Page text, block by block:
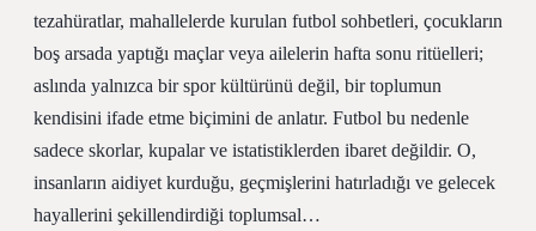
tezahüratlar, mahallelerde kurulan futbol sohbetleri, çocukların
boş arsada yaptığı maçlar veya ailelerin hafta sonu ritüelleri;
aslında yalnızca bir spor kültürünü değil, bir toplumun
kendisini ifade etme biçimini de anlatır. Futbol bu nedenle
sadece skorlar, kupalar ve istatistiklerden ibaret değildir. O,
insanların aidiyet kurduğu, geçmişlerini hatırladığı ve gelecek
hayallerini şekillendirdiği toplumsal…